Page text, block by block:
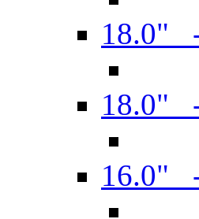
18.0"
18.0"
16.0"